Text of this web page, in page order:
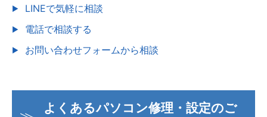
LINEで気軽に相談
電話で相談する
お問い合わせフォームから相談
よくあるパソコン修理・設定のご